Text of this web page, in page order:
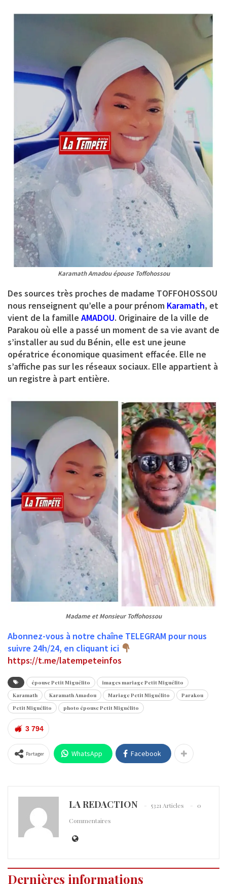
Karamath Amadou épouse Toffohossou
Des sources très proches de madame TOFFOHOSSOU
nous renseignent qu’elle a pour prénom Karamath, et
vient de la famille AMADOU. Originaire de la ville de
Parakou où elle a passé un moment de sa vie avant de
s’installer au sud du Bénin, elle est une jeune
opératrice économique quasiment effacée. Elle ne
s’affiche pas sur les réseaux sociaux. Elle appartient à
un registre à part entière.
Madame et Monsieur Toffohossou
Abonnez-vous à notre chaîne TELEGRAM pour nous
suivre 24h/24, en cliquant ici
https://t.me/latempeteinfos
épouse Petit Miguélito
images mariage Petit Miguélito
Karamath
Karamath Amadou Mariage Petit Miguélito
Parakou
Petit Miguélito
photo épouse Petit Miguélito
3 794
Partager WhatsApp Facebook
LA REDACTION 5321 Articles
0
Commentaires
Dernières informations